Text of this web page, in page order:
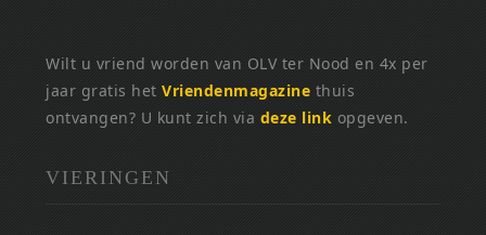
Wilt u vriend worden van OLV ter Nood en 4x per
jaar gratis hetVriendenmagazine thuis
ontvangen? U kunt zich via deze link opgeven.
VIERINGEN